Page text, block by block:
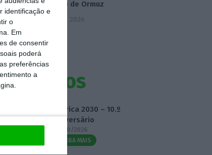
identificação e
o
Em
de consentir
poderá
preferências
a
Estreito de Ormuz
5 Agosto 2026
Eventos
Fábrica 2030 – 10.º
Aniversário
14/10/2026
SAIBA MAIS